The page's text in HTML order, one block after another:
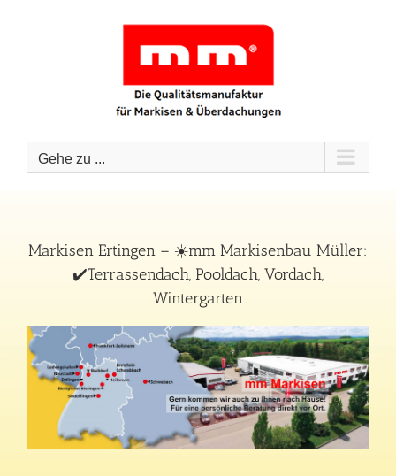
Gehe zu ...
Markisen Ertingen – ☀️mm Markisenbau Müller:
✔️Terrassendach, Pooldach, Vordach,
Wintergarten